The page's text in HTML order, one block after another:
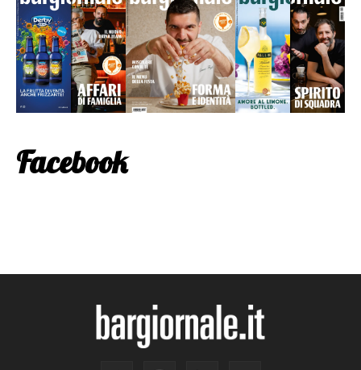
Facebook